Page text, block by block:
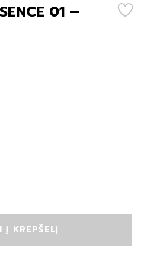
01 –
Į KREPŠELĮ